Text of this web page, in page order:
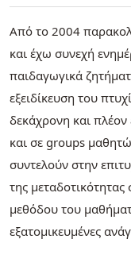
Από το 2004
και έχω συνεχή
παιδαγωγικά
εξειδίκευση του
δεκάχρονη και πλέον
και σε groups
συντελούν στην
της
μεθόδου του
εξατομικευμένες